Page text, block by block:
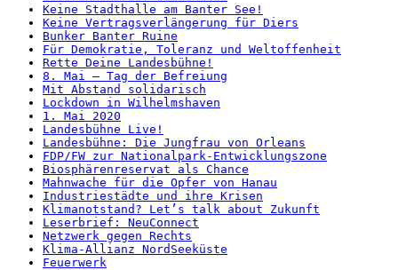
Keine Stadthalle am Banter See!
Keine Vertragsverlängerung für Diers
Bunker Banter Ruine
Für Demokratie, Toleranz und Weltoffenheit
Rette Deine Landesbühne!
8. Mai – Tag der Befreiung
Mit Abstand solidarisch
Lockdown in Wilhelmshaven
1. Mai 2020
Landesbühne Live!
Landesbühne: Die Jungfrau von Orleans
FDP/FW zur Nationalpark-Entwicklungszone
Biosphärenreservat als Chance
Mahnwache für die Opfer von Hanau
Industriestädte und ihre Krisen
Klimanotstand? Let’s talk about Zukunft
Leserbrief: NeuConnect
Netzwerk gegen Rechts
Klima-Allianz NordSeeküste
Feuerwerk